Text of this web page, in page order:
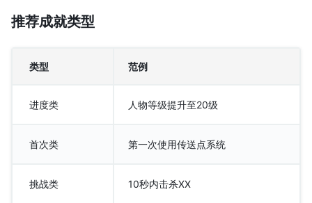
推荐成就类型
类型 范例
进度类 人物等级提升至20级
首次类 第一次使用传送点系统
挑战类 10秒内击杀XX